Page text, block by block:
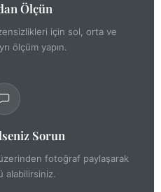
Ölçün
için sol, orta ve
ölçüm yapın.
Sorun
fotoğraf paylaşarak
alabilirsiniz.